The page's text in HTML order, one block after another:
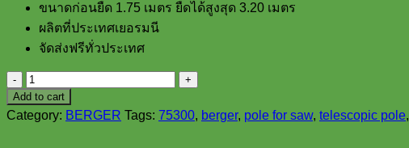
ขนาดก่อนยืด 1.75 เมตร ยืดได้สูงสุด 3.20 เมตร
ผลิตที่ประเทศเยอรมนี
จัดส่งฟรีทั่วประเทศ
ด้าม
ต่อ
แบบ
Add to cart
Category: BERGER Tags: 75300, berger, pole for saw, telescopic pole,